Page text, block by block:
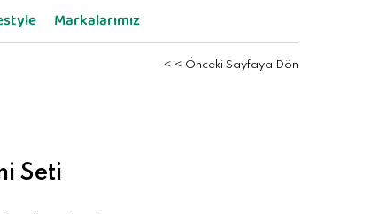
Markalarımız
< < Önceki Sayfaya Dön
Seti